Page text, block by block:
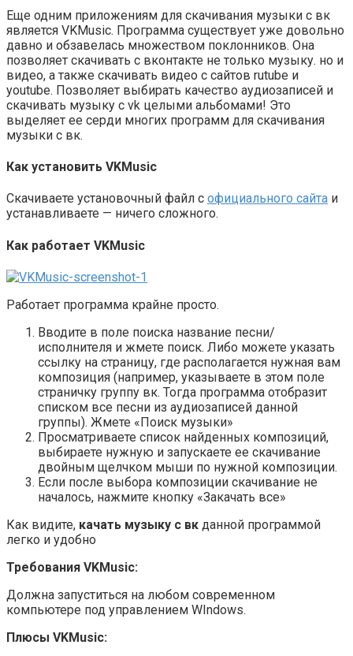
Еще одним приложениям для скачивания музыки с вк
является VKMusic. Программа существует уже довольно
давно и обзавелась множеством поклонников. Она
позволяет скачивать с вконтакте не только музыку. но и
видео, а также скачивать видео с сайтов rutube и
youtube. Позволяет выбирать качество аудиозаписей и
скачивать музыку с vk целыми альбомами! Это
выделяет ее серди многих программ для скачивания
музыки с вк.
Как установить VKMusic
Скачиваете установочный файл с официального сайта и
устанавливаете — ничего сложного.
Как работает VKMusic
Работает программа крайне просто.
Вводите в поле поиска название песни/
исполнителя и жмете поиск. Либо можете указать
ссылку на страницу, где располагается нужная вам
композиция (например, указываете в этом поле
страничку группу вк. Тогда программа отобразит
списком все песни из аудиозаписей данной
группы). Жмете «Поиск музыки»
Просматриваете список найденных композиций,
выбираете нужную и запускаете ее скачивание
двойным щелчком мыши по нужной композиции.
Если после выбора композиции скачивание не
началось, нажмите кнопку «Закачать все»
Как видите, качать музыку с вк данной программой
легко и удобно
Требования VKMusic:
Должна запуститься на любом современном
компьютере под управлением WIndows.
Плюсы VKMusic: